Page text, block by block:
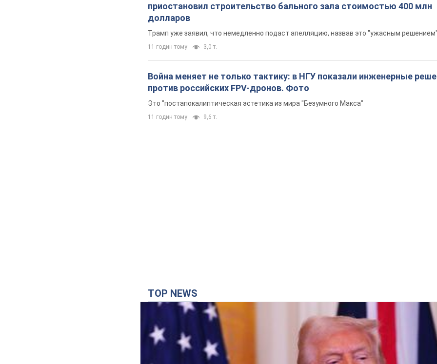
приостановил строительство бального зала стоимостью 400 млн
долларов
Трамп уже заявил, что немедленно подаст апелляцию, назвав это "ужасным
11 годин тому 3,0 т.
Война меняет не только тактику: в НГУ показали инженерные
против российских FPV-дронов. Фото
Это "постапокалиптическая эстетика из мира "Безумного Макса"
11 годин тому 9,6 т.
TOP NEWS